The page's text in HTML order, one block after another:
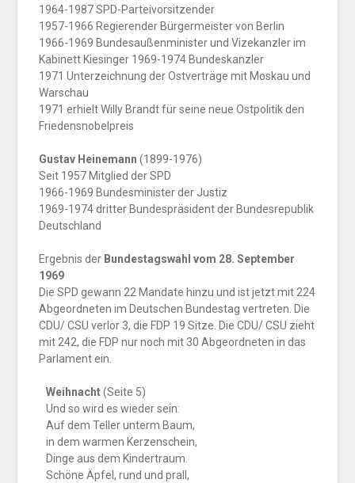
1964-1987 SPD-Parteivorsitzender
1957-1966 Regierender Bürgermeister von Berlin
1966-1969 Bundesaußenminister und Vizekanzler im
Kabinett Kiesinger 1969-1974 Bundeskanzler
1971 Unterzeichnung der Ostverträge mit Moskau und
Warschau
1971 erhielt Willy Brandt für seine neue Ostpolitik den
Friedensnobelpreis
Gustav Heinemann (1899-1976)
Seit 1957 Mitglied der SPD
1966-1969 Bundesminister der Justiz
1969-1974 dritter Bundespräsident der Bundesrepublik
Deutschland
Ergebnis der Bundestagswahl vom 28. September
1969
Die SPD gewann 22 Mandate hinzu und ist jetzt mit 224
Abgeordneten im Deutschen Bundestag vertreten. Die
CDU/ CSU verlor 3, die FDP 19 Sitze. Die CDU/ CSU zieht
mit 242, die FDP nur noch mit 30 Abgeordneten in das
Parlament ein.
Weihnacht(Seite 5)
Und so wird es wieder sein:
Auf dem Teller unterm Baum,
in dem warmen Kerzenschein,
Dinge aus dem Kindertraum.
Schöne Äpfel, rund und prall,